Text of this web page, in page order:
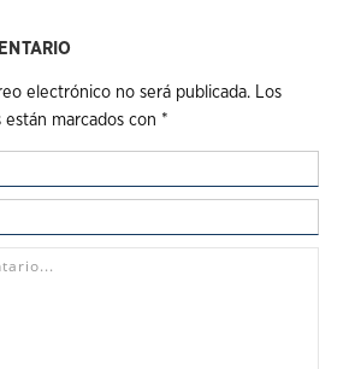
electrónico no será publicada.
Los
marcados con *